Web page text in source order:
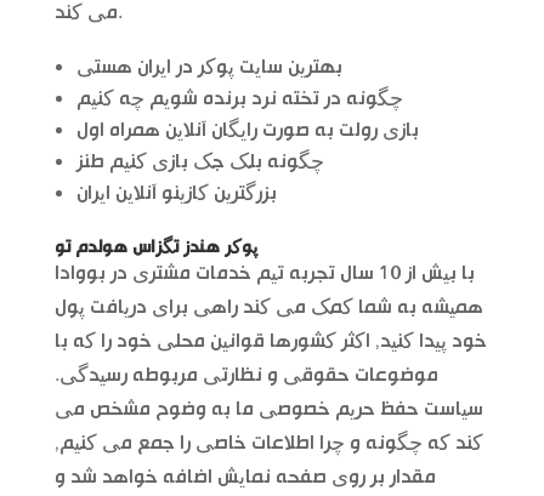
می کند.
بهترین سایت پوکر در ایران هستی
چگونه در تخته نرد برنده شویم چه کنیم
بازی رولت به صورت رایگان آنلاین همراه اول
چگونه بلک جک بازی کنیم طنز
بزرگترین کازینو آنلاین ایران
پوکر هندز تگزاس هولدم تو
با بیش از 10 سال تجربه تیم خدمات مشتری در بووادا
همیشه به شما کمک می کند راهی برای دریافت پول
خود پیدا کنید, اکثر کشورها قوانین محلی خود را که با
موضوعات حقوقی و نظارتی مربوطه رسیدگی.
سیاست حفظ حریم خصوصی ما به وضوح مشخص می
کند که چگونه و چرا اطلاعات خاصی را جمع می کنیم,
مقدار بر روی صفحه نمایش اضافه خواهد شد و